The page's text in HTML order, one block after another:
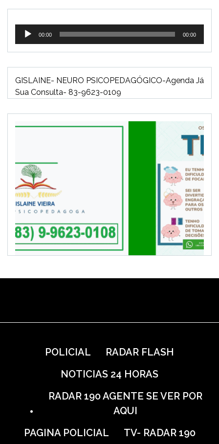
Tocador
áudio
00:00 00:00
GISLAINE- NEURO PSICOPEDAGÓGICO-Agenda Já
Sua Consulta- 83-9623-0109
POLICIAL
RADAR FLASH
NOTICIAS 24 HORAS
RADAR 190 AGENTE SE VER POR
AQUI
PAGINA POLICIAL
TV- RADAR 190